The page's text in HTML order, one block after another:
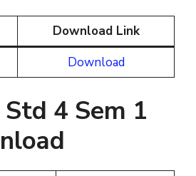
Download Link
Download
4 Sem 1